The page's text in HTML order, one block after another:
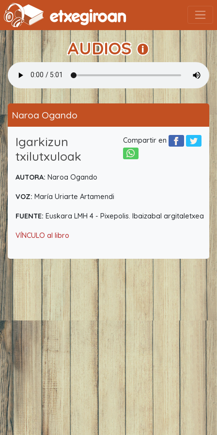
AUDIOS
Naroa Ogando
Compartir en
Igarkizun
txilutxuloak
AUTORA: Naroa Ogando
VOZ: María Uriarte Artamendi
FUENTE: Euskara LMH 4 - Pixepolis. Ibaizabal argitaletxea
VÍNCULO al libro